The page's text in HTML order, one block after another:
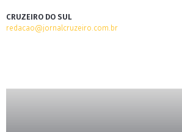
CRUZEIRO DO SUL
redacao@jornalcruzeiro.com.br